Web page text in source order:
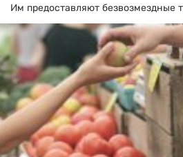
Им предоставляют безвозмездные